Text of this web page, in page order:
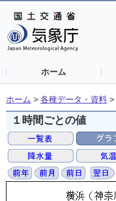
ホーム
ホーム > 各種データ・資料 >
１時間ごとの値